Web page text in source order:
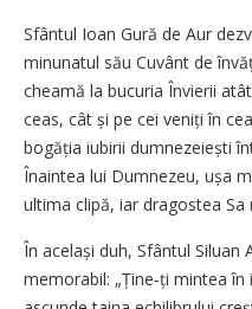
Sfântul Ioan Gură de Aur
minunatul său Cuvânt de
cheamă la bucuria Învierii
ceas, cât și pe cei veniți în
bogăția iubirii dumnezeiești
Înaintea lui Dumnezeu, ușa
ultima clipă, iar dragostea Sa
În același duh, Sfântul
memorabil: „Ține‑ți mintea